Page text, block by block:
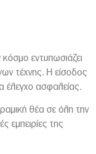
εντυπωσιάζει
τέχνης. Η είσοδος
έλεγχο ασφαλείας.
θέα σε όλη την
εμπειρίες της